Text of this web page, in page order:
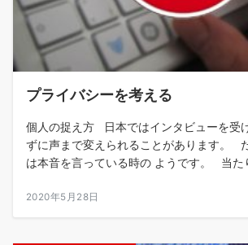
プライバシーを考える
個人の捉え方 日本ではインタビューを受
ずに声まで変えられることがあります。
は本音を言っている時の ようです。 当た
2020年5月28日